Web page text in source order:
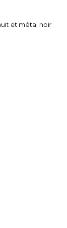
et métal noir